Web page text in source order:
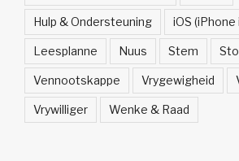
Hulp & Ondersteuning iOS (iPhone
Leesplanne Nuus Stem
Vennootskappe Vrygewigheid
Vrywilliger Wenke & Raad